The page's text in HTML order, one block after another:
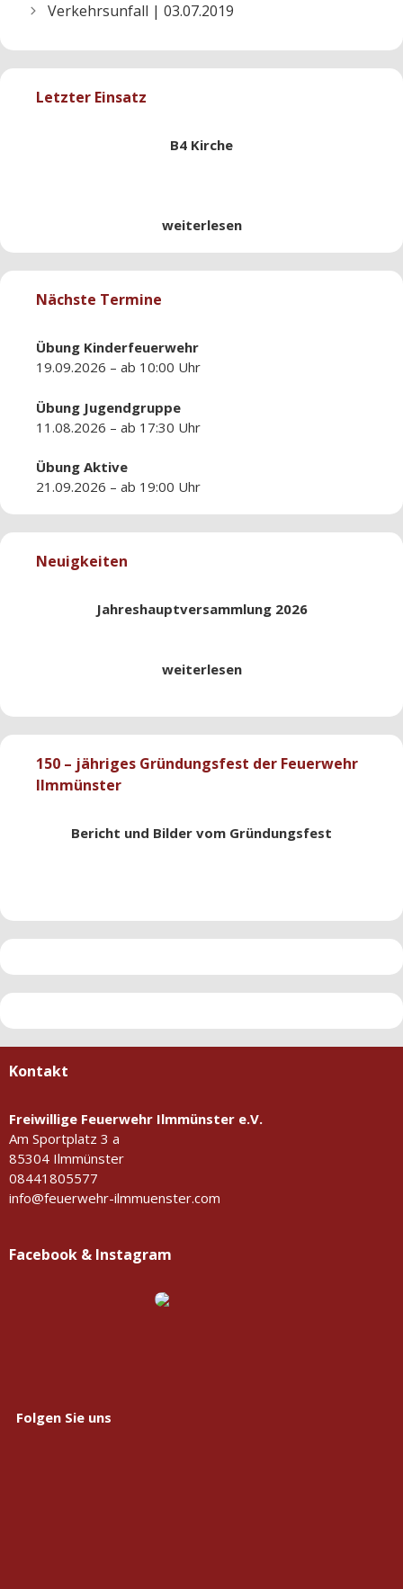
Verkehrsunfall | 03.07.2019
Letzter Einsatz
B4 Kirche
weiterlesen
Nächste Termine
Übung Kinderfeuerwehr
19.09.2026 – ab 10:00 Uhr
Übung Jugendgruppe
11.08.2026 – ab 17:30 Uhr
Übung Aktive
21.09.2026 – ab 19:00 Uhr
Neuigkeiten
Jahreshauptversammlung 2026
weiterlesen
150 – jähriges Gründungsfest der Feuerwehr
Ilmmünster
Bericht und Bilder vom Gründungsfest
Kontakt
Freiwillige Feuerwehr Ilmmünster e.V.
Am Sportplatz 3 a
85304 Ilmmünster
08441805577
info@feuerwehr-ilmmuenster.com
Facebook & Instagram
Folgen Sie uns